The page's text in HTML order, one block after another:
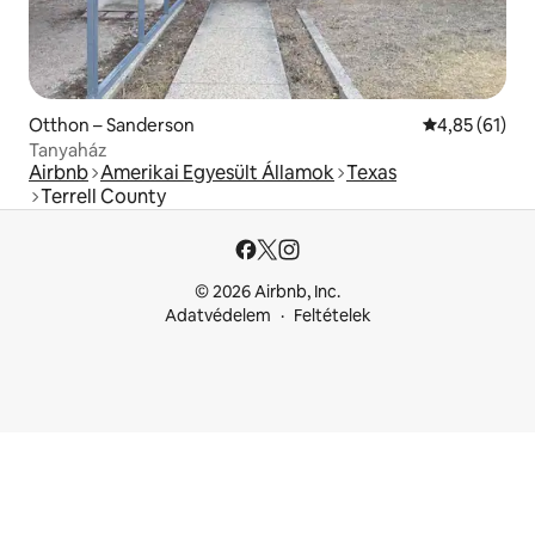
Otthon – Sanderson Átlagos
4,85 (61)
Tanyaház
Airbnb Amerikai Egyesült Államok Texas
Terrell County
© 2026 Airbnb, Inc.
Adatvédelem
Feltételek